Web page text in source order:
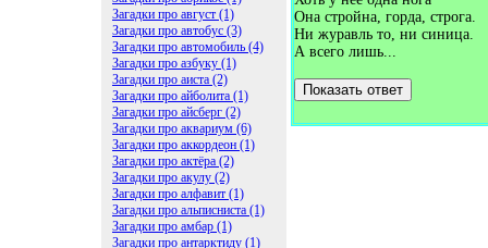
Загадки про август (1)
Загадки про автобус (3)
Загадки про автомобиль (4)
Загадки про азбуку (1)
Загадки про аиста (2)
Загадки про айболита (1)
Загадки про айсберг (2)
Загадки про аквариум (6)
Загадки про аккордеон (1)
Загадки про актёра (2)
Загадки про акулу (2)
Загадки про алфавит (1)
Загадки про альписниста (1)
Загадки про амбар (1)
Загадки про антарктиду (1)
Она стройна, горда, строга.
Ни журавль то, ни синица.
А всего лишь...
Показать ответ